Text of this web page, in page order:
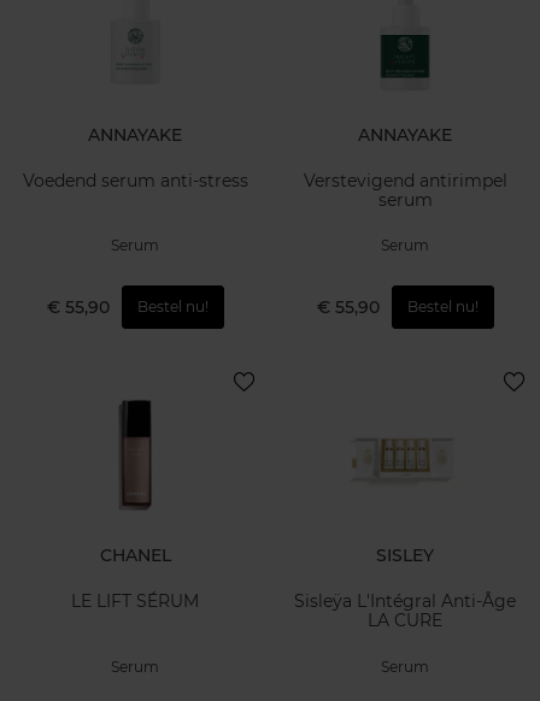
ANNAYAKE
Voedend serum anti-stress
Serum
€ 55,90 Bestel nu!
ANNAYAKE
Verstevigend antirimpel
serum
Serum
€ 55,90 Bestel nu!
CHANEL
LE LIFT SÉRUM
Serum
SISLEY
Sisleÿa L'Intégral Anti-Âge
LA CURE
Serum